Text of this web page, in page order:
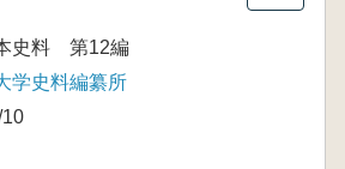
史料 第12編
学史料編纂所